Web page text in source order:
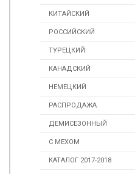
КИТАЙСКИЙ
РОССИЙСКИЙ
ТУРЕЦКИЙ
КАНАДСКИЙ
НЕМЕЦКИЙ
РАСПРОДАЖА
ДЕМИСЕЗОННЫЙ
С МЕХОМ
КАТАЛОГ 2017-2018